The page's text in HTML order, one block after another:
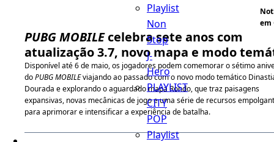
Playlist
Non
Stop
J-
Hero
PLAYLIST
CITY
POP
Playlist
em
PUBG MOBILEcelebra sete anos com
atualização 3.7, novo mapa e modo
Disponível até 6 de maio, os jogadores podem comemorar o sétimo
doPUBG MOBILEviajando ao passado com o novo modo temático
Dourada e explorando o aguardado mapa Rondo, que traz paisagens
expansivas, novas mecânicas de jogo e uma série de recursos
para aprimorar e intensificar a experiência de batalha.